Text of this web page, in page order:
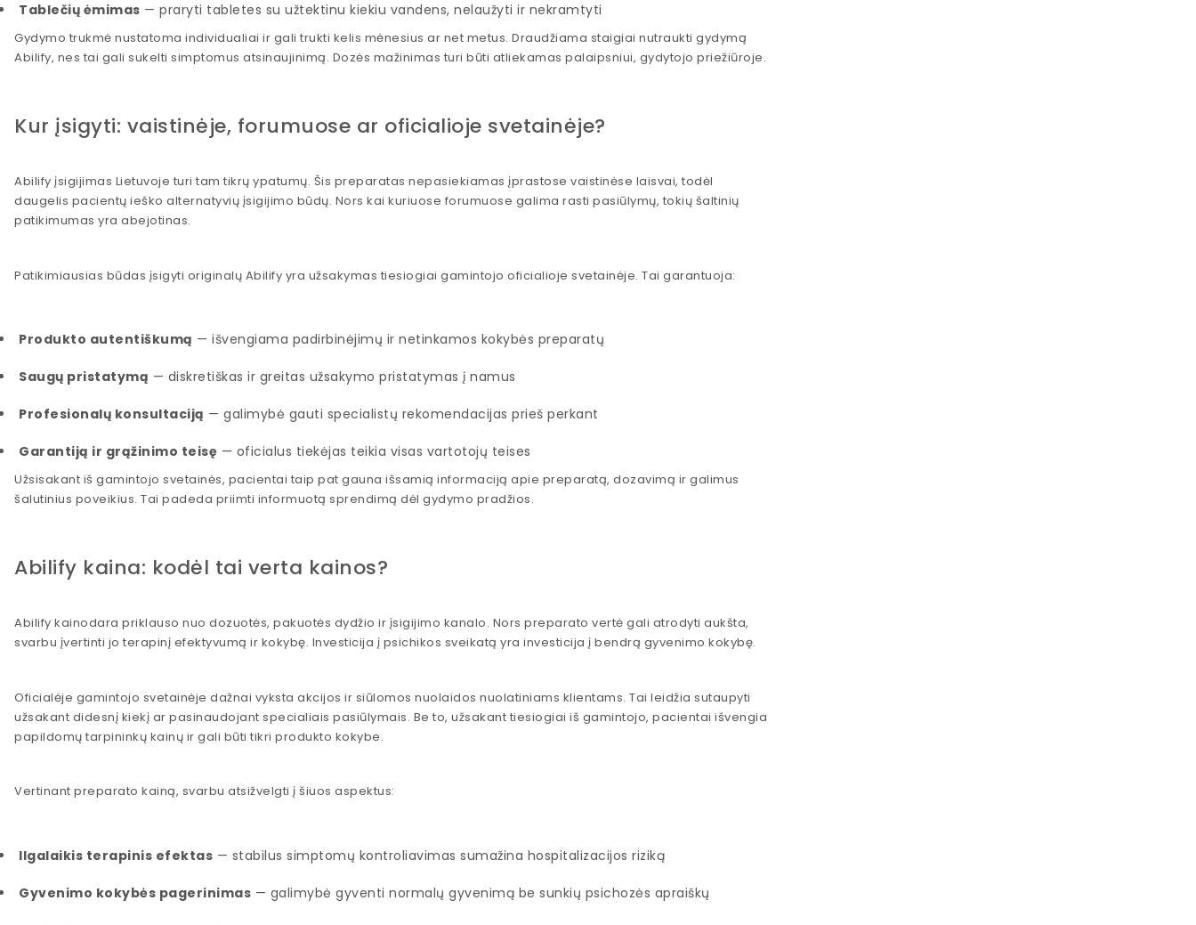
Tablečių ėmimas — praryti tabletes su užtektinu kiekiu vandens, nelaužyti ir nekramtyti
Gydymo trukmė nustatoma individualiai ir gali trukti kelis mėnesius ar net metus. Draudžiama staigiai nutraukti gydymą
Abilify, nes tai gali sukelti simptomus atsinaujinimą. Dozės mažinimas turi būti atliekamas palaipsniui, gydytojo priežiūroje.
Kur įsigyti: vaistinėje, forumuose ar oficialioje svetainėje?
Abilify įsigijimas Lietuvoje turi tam tikrų ypatumų. Šis preparatas nepasiekiamas įprastose vaistinėse laisvai, todėl
daugelis pacientų ieško alternatyvių įsigijimo būdų. Nors kai kuriuose forumuose galima rasti pasiūlymų, tokių šaltinių
patikimumas yra abejotinas.
Patikimiausias būdas įsigyti originalų Abilify yra užsakymas tiesiogiai gamintojo oficialioje svetainėje. Tai garantuoja:
Produkto autentiškumą — išvengiama padirbinėjimų ir netinkamos kokybės preparatų
Saugų pristatymą — diskretiškas ir greitas užsakymo pristatymas į namus
Profesionalų konsultaciją — galimybė gauti specialistų rekomendacijas prieš perkant
Garantiją ir grąžinimo teisę — oficialus tiekėjas teikia visas vartotojų teises
Užsisakant iš gamintojo svetainės, pacientai taip pat gauna išsamią informaciją apie preparatą, dozavimą ir galimus
šalutinius poveikius. Tai padeda priimti informuotą sprendimą dėl gydymo pradžios.
Abilify kaina: kodėl tai verta kainos?
Abilify kainodara priklauso nuo dozuotės, pakuotės dydžio ir įsigijimo kanalo. Nors preparato vertė gali atrodyti aukšta,
svarbu įvertinti jo terapinį efektyvumą ir kokybę. Investicija į psichikos sveikatą yra investicija į bendrą gyvenimo kokybę.
Oficialėje gamintojo svetainėje dažnai vyksta akcijos ir siūlomos nuolaidos nuolatiniams klientams. Tai leidžia sutaupyti
užsakant didesnį kiekį ar pasinaudojant specialiais pasiūlymais. Be to, užsakant tiesiogiai iš gamintojo, pacientai išvengia
papildomų tarpininkų kainų ir gali būti tikri produkto kokybe.
Vertinant preparato kainą, svarbu atsižvelgti į šiuos aspektus:
Ilgalaikis terapinis efektas — stabilus simptomų kontroliavimas sumažina hospitalizacijos riziką
Gyvenimo kokybės pagerinimas — galimybė gyventi normalų gyvenimą be sunkių psichozės apraiškų